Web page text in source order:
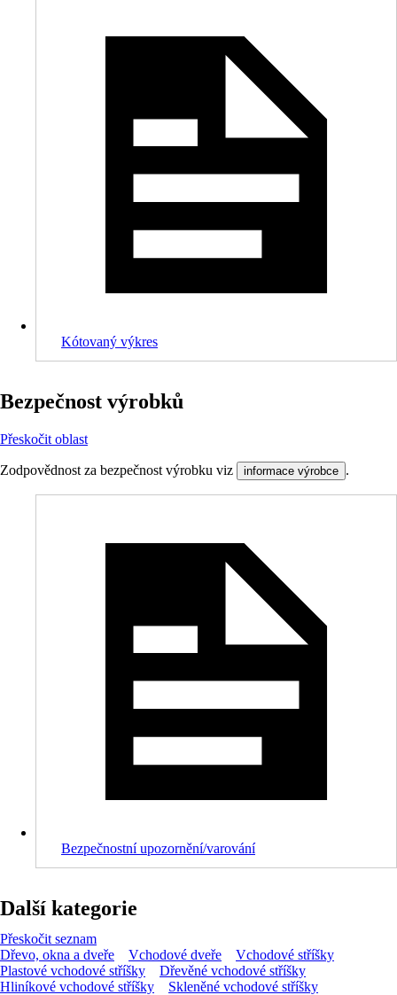
Kótovaný výkres
Bezpečnost výrobků
Přeskočit oblast
Zodpovědnost za bezpečnost výrobku viz informace výrobce .
Bezpečnostní upozornění/varování
Další kategorie
Přeskočit seznam
Dřevo, okna a dveře
Vchodové dveře
Vchodové stříšky
Plastové vchodové stříšky
Dřevěné vchodové stříšky
Hliníkové vchodové stříšky
Skleněné vchodové stříšky